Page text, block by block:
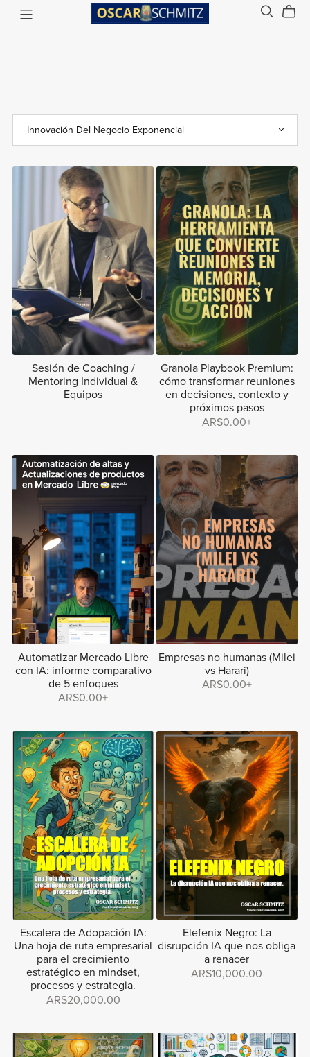
Sesión de Coaching /
Mentoring Individual &
Equipos
Granola Playbook Premium:
cómo transformar reuniones
en decisiones, contexto y
próximos pasos
ARS0.00+
Automatizar Mercado Libre
con IA: informe comparativo
de 5 enfoques
ARS0.00+
Empresas no humanas (Milei
vs Harari)
ARS0.00+
Escalera de Adopación IA:
Una hoja de ruta empresarial
para el crecimiento
estratégico en mindset,
procesos y estrategia.
ARS20,000.00
Elefenix Negro: La
disrupción IA que nos obliga
a renacer
ARS10,000.00